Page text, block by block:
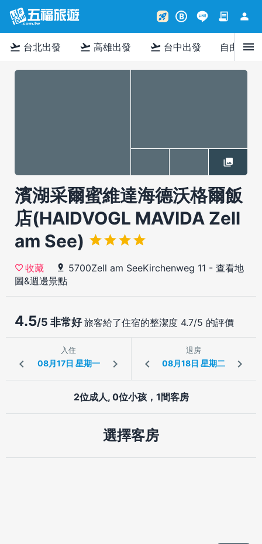
rocket_launch B contract person
flight_takeoff 台北出發 flight_takeoff 高雄出發 flight_takeoff 台中出發 自由行menu
濱湖采爾蜜維達海德沃格爾飯
店(HAIDVOGL MAVIDA Zell
am See)
收藏 5700Zell am SeeKirchenweg 11 - 查看地
圖&週邊景點
4.5/5 非常好旅客給了住宿的整潔度 4.7/5 的評價
入住 退房
2位成人, 0位小孩，1間客房
選擇客房